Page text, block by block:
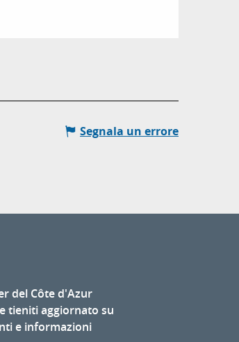
Segnala un errore
del Côte d'Azur
tieniti aggiornato su
e informazioni